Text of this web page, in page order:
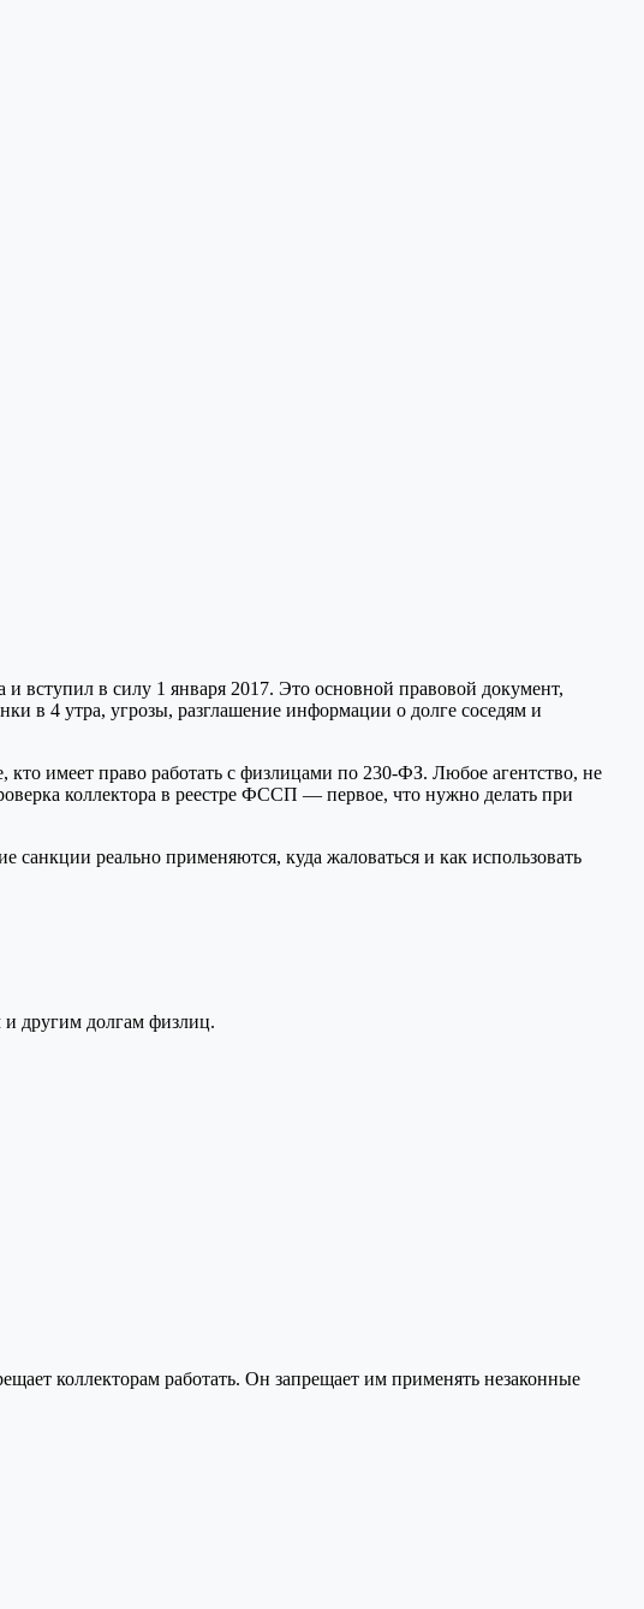
вступил в силу 1 января 2017. Это основной правовой документ,
в 4 утра, угрозы, разглашение информации о долге соседям и
имеет право работать с физлицами по 230-ФЗ. Любое агентство, не
коллектора в реестре ФССП — первое, что нужно делать при
реально применяются, куда жаловаться и как использовать
и другим долгам физлиц.
коллекторам работать. Он запрещает им применять незаконные